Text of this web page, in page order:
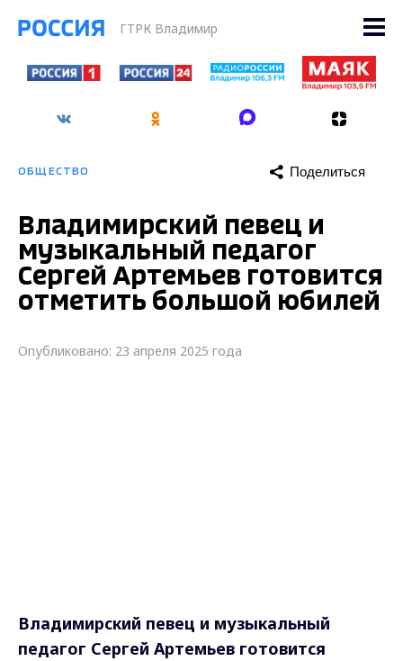
ГТРК Владимир
ОБЩЕСТВО Поделиться
Владимирский певец и
музыкальный педагог
Сергей Артемьев готовится
отметить большой юбилей
Опубликовано: 23 апреля 2025 года
Владимирский певец и музыкальный
педагог Сергей Артемьев готовится